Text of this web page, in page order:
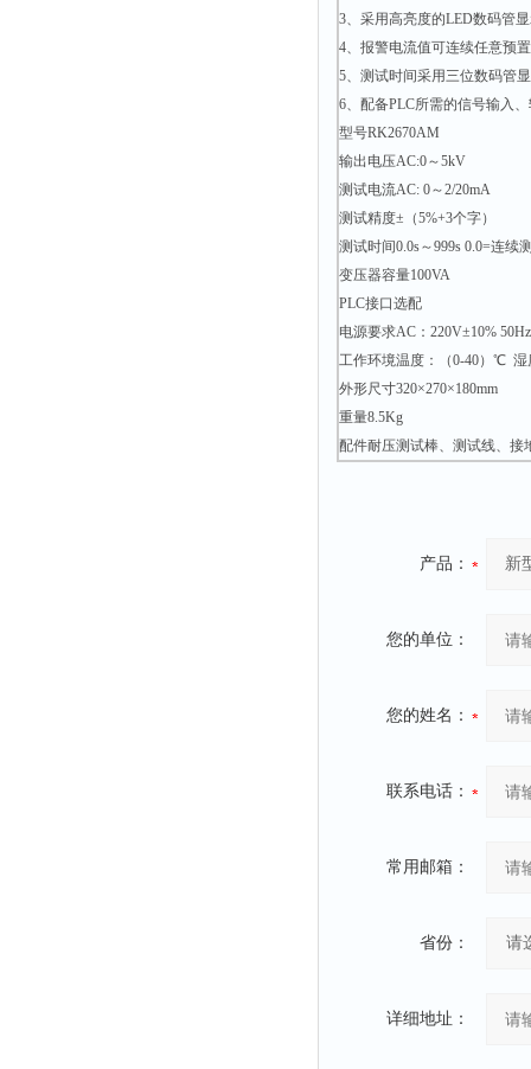
3、采用高亮度的LED数码管
4、报警电流值可连续任意预
5、测试时间采用三位数码管
6、配备PLC所需的信号输入
型号RK2670AM
输出电压AC:0～5kV
测试电流AC: 0～2/20mA
测试精度±（5%+3个字）
测试时间0.0s～999s 0.0=连续
变压器容量100VA
PLC接口选配
电源要求AC：220V±10%
工作环境温度：（0-40）℃ 湿
外形尺寸320×270×180mm
重量8.5Kg
配件耐压测试棒、测试线、接
产品：
您的单位：
您的姓名：
联系电话：
常用邮箱：
省份：
详细地址：